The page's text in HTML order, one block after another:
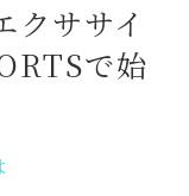
クササイ
で始